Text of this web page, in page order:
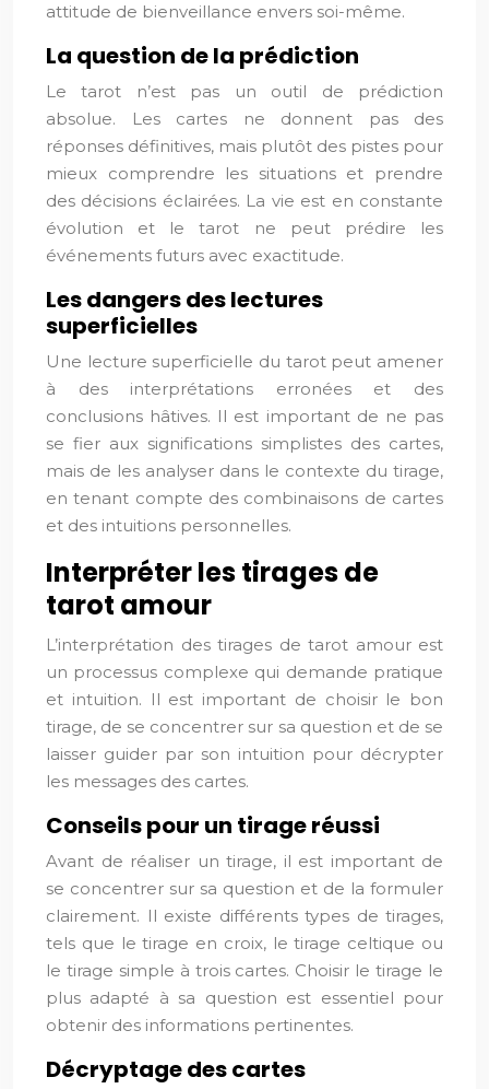
attitude de bienveillance envers soi-même.
La question de la prédiction
Le tarot n’est pas un outil de prédiction
absolue. Les cartes ne donnent pas des
réponses définitives, mais plutôt des pistes pour
mieux comprendre les situations et prendre
des décisions éclairées. La vie est en constante
évolution et le tarot ne peut prédire les
événements futurs avec exactitude.
Les dangers des lectures
superficielles
Une lecture superficielle du tarot peut amener
à des interprétations erronées et des
conclusions hâtives. Il est important de ne pas
se fier aux significations simplistes des cartes,
mais de les analyser dans le contexte du tirage,
en tenant compte des combinaisons de cartes
et des intuitions personnelles.
Interpréter les tirages de
tarot amour
L’interprétation des tirages de tarot amour est
un processus complexe qui demande pratique
et intuition. Il est important de choisir le bon
tirage, de se concentrer sur sa question et de se
laisser guider par son intuition pour décrypter
les messages des cartes.
Conseils pour un tirage réussi
Avant de réaliser un tirage, il est important de
se concentrer sur sa question et de la formuler
clairement. Il existe différents types de tirages,
tels que le tirage en croix, le tirage celtique ou
le tirage simple à trois cartes. Choisir le tirage le
plus adapté à sa question est essentiel pour
obtenir des informations pertinentes.
Décryptage des cartes